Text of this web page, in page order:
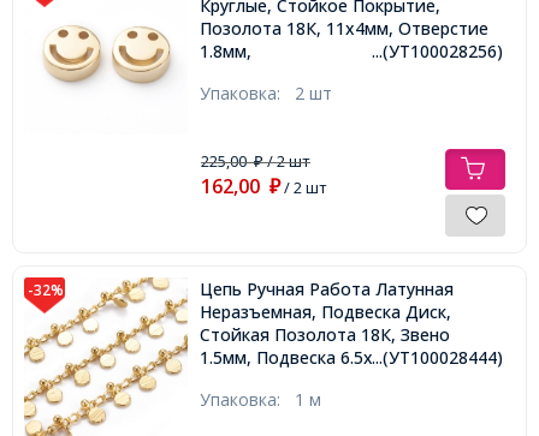
Круглые, Стойкое Покрытие,
Позолота 18К, 11х4мм, Отверстие
1.8мм,
...(УТ100028256)
Упаковка: 2 шт
225,00₽/ 2 шт
162,00 ₽/ 2 шт
-32%
Цепь Ручная Работа Латунная
Неразъемная, Подвеска Диск,
Стойкая Позолота 18К, Звено
1.5мм, Подвеска 6.5х3.5х1.5мм,
...(УТ100028444)
Упаковка: 1 м